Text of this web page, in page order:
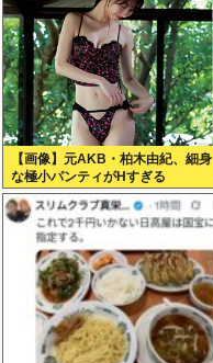
【画像】元AKB・柏木由紀、細身
な極小パンティがHすぎる